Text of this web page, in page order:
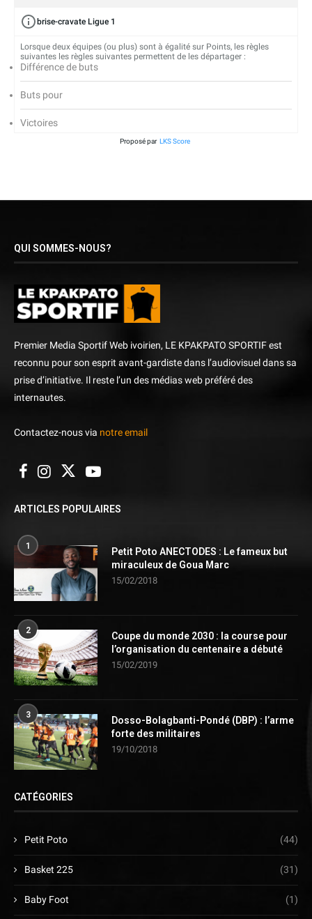
brise-cravate Ligue 1
Lorsque deux équipes (ou plus) sont à égalité sur Points, les règles
suivantes les règles suivantes permettent de les départager :
Différence de buts
Buts pour
Victoires
Proposé par LKS Score
QUI SOMMES-NOUS?
Premier Media Sportif Web ivoirien, LE KPAKPATO SPORTIF est
reconnu pour son esprit avant-gardiste dans l’audiovisuel dans sa
prise d’initiative. Il reste l’un des médias web préféré des
internautes.
Contactez-nous via notre email
ARTICLES POPULAIRES
1
Petit Poto ANECTODES : Le fameux but
miraculeux de Goua Marc
15/02/2018
2
Coupe du monde 2030 : la course pour
l’organisation du centenaire a débuté
15/02/2019
3
Dosso-Bolagbanti-Pondé (DBP) : l’arme
forte des militaires
19/10/2018
CATÉGORIES
Petit Poto (44)
Basket 225 (31)
Baby Foot (1)